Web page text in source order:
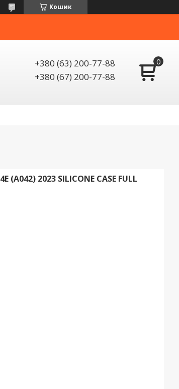
Кошик
+380 (63) 200-77-88
+380 (67) 200-77-88
2023 SILICONE CASE FULL